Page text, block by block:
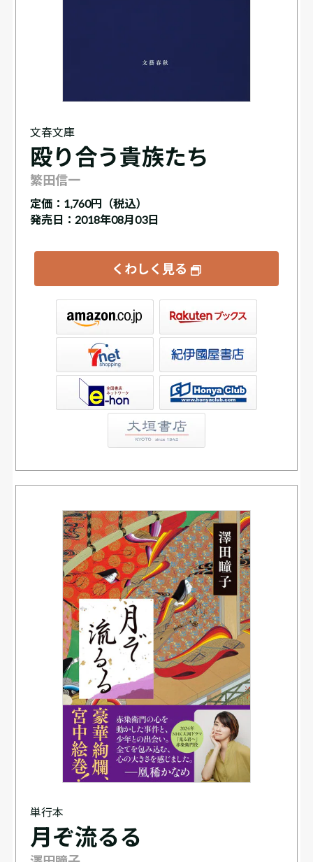
文春文庫
殴り合う貴族たち
繁田信一
定価： 1,760円（税込）
発売日：2018年08月03日
くわしく見る
書店ウェブストア
単行本
月ぞ流るる